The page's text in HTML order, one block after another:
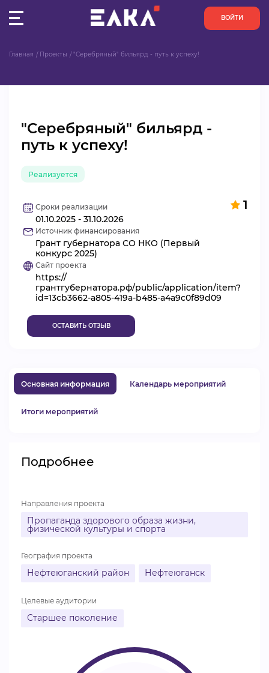
ВОЙТИ
ОРГАНИЗАЦИИ
АНАЛИТИКА
БАЗА ЗНАНИЙ
ВИДЕОКУРСЫ
Главная Проекты "Серебряный" бильярд - путь к успеху!
"Серебряный" бильярд -
путь к успеху!
Реализуется
1
Сроки реализации
01.10.2025 - 31.10.2026
Источник финансирования
Грант губернатора СО НКО (Первый
конкурс 2025)
Сайт проекта
https://
грантгубернатора.рф/public/application/item?
id=13cb3662-a805-419a-b485-a4a9c0f89d09
ОСТАВИТЬ ОТЗЫВ
Основная информация Календарь мероприятий
Итоги мероприятий
Подробнее
Направления проекта
Пропаганда здорового образа жизни,
физической культуры и спорта
География проекта
Нефтеюганский район Нефтеюганск
Целевые аудитории
Старшее поколение